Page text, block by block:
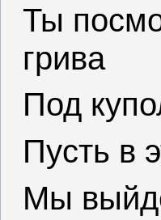
Ты
грива
Под
Пусть в
Мы